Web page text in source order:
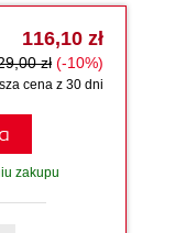
116,10 zł
zł (-10%)
cena z 30 dni
zakupu